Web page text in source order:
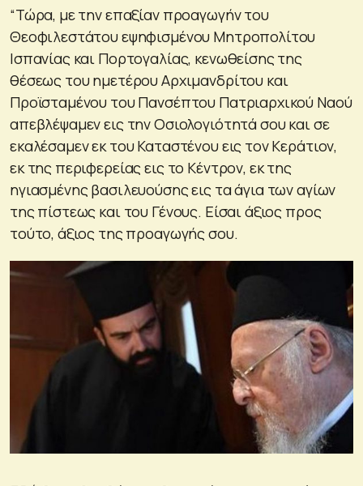
“Τώρα, με την επαξίαν προαγωγήν του
Θεοφιλεστάτου εψηφισμένου Μητροπολίτου
Ισπανίας και Πορτογαλίας, κενωθείσης της
θέσεως του ημετέρου Αρχιμανδρίτου και
Προϊσταμένου του Πανσέπτου Πατριαρχικού Ναού
απεβλέψαμεν εις την Οσιολογιότητά σου και σε
εκαλέσαμεν εκ του Καταστένου εις τον Κεράτιον,
εκ της περιφερείας εις το Κέντρον, εκ της
ηγιασμένης βασιλευούσης εις τα άγια των αγίων
της πίστεως και του Γένους. Είσαι άξιος προς
τούτο, άξιος της προαγωγής σου.